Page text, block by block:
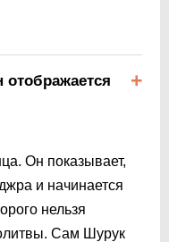
Он показывает,
и начинается
нельзя
Сам Шурук